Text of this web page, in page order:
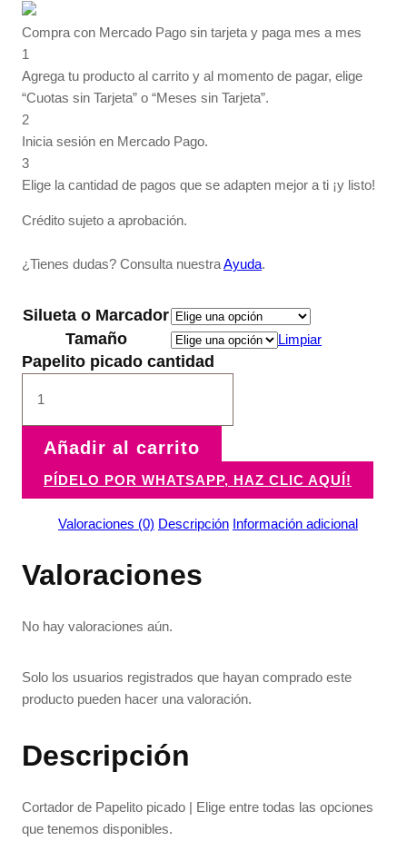
Compra con Mercado Pago sin tarjeta y paga mes a mes
1
Agrega tu producto al carrito y al momento de pagar, elige
“Cuotas sin Tarjeta” o “Meses sin Tarjeta”.
2
Inicia sesión en Mercado Pago.
3
Elige la cantidad de pagos que se adapten mejor a ti ¡y listo!
Crédito sujeto a aprobación.
¿Tienes dudas? Consulta nuestraAyuda.
Silueta o Marcador
Tamaño
Limpiar
Papelito picado cantidad
Añadir al carrito
PÍDELO POR WHATSAPP, HAZ CLIC AQUÍ!
Valoraciones (0) Descripción Información adicional
Valoraciones
No hay valoraciones aún.
Solo los usuarios registrados que hayan comprado este
producto pueden hacer una valoración.
Descripción
Cortador de Papelito picado | Elige entre todas las opciones
que tenemos disponibles.